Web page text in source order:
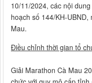
10/11/2024, các nội
hoạch số 144/KH-
Mau.
Điều chỉnh thời gian tổ
Giải Marathon Cà Mau